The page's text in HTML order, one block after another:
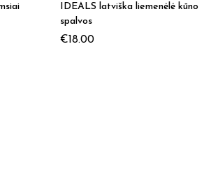
IDEALS latviška liemenėlė kūno
spalvos
€18.00